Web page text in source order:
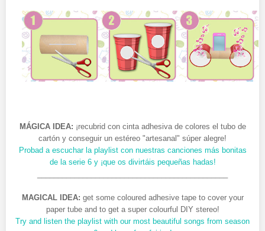
MÁGICA IDEA: ¡recubrid con cinta adhesiva de colores el tubo de
cartón y conseguir un estéreo "artesanal" súper alegre!
Probad a escuchar la playlist con nuestras canciones más bonitas
de la serie 6 y ¡que os divirtáis pequeñas hadas!
MAGICAL IDEA: get some coloured adhesive tape to cover your
paper tube and to get a super colourful DIY stereo!
Try and listen the playlist with our most beautiful songs from season